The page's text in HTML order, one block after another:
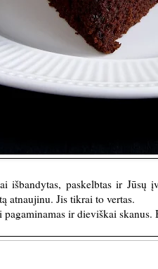
išbandytas, paskelbtas ir
atnaujinu. Jis tikrai to vertas.
ir dieviškai